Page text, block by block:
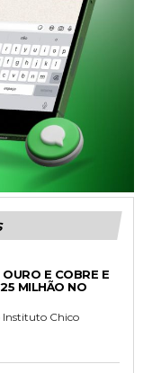
E COBRE E
MILHÃO NO
Instituto Chico